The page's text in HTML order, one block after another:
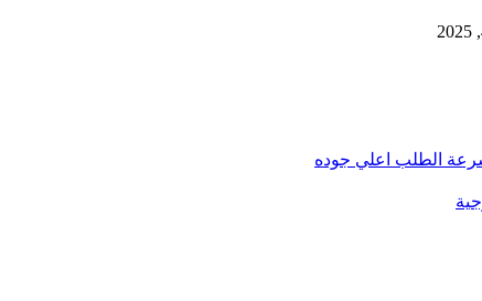
الطلب اعلي جوده